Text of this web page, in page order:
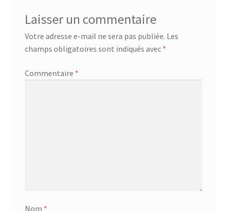
Laisser un commentaire
Votre adresse e-mail ne sera pas publiée. Les
champs obligatoires sont indiqués avec *
Commentaire *
Nom *